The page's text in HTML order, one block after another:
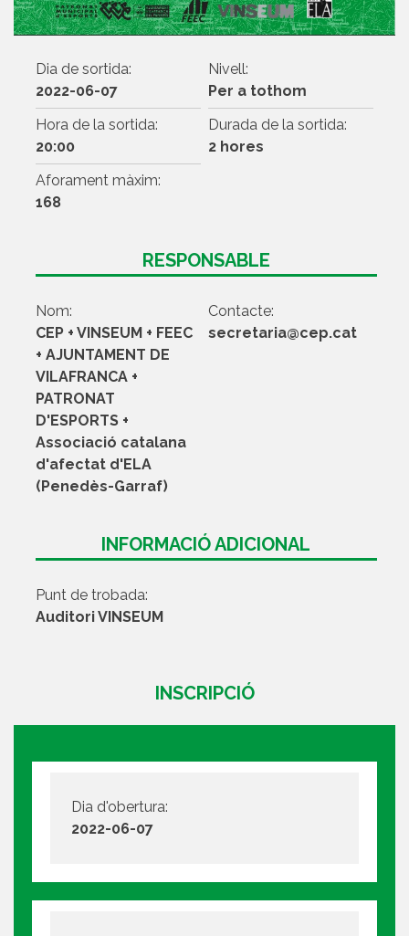
Dia de sortida:
2022-06-07
Nivell:
Per a tothom
Hora de la sortida:
20:00
Durada de la sortida:
2 hores
Aforament màxim:
168
RESPONSABLE
Nom:
CEP + VINSEUM + FEEC
+ AJUNTAMENT DE
VILAFRANCA +
PATRONAT
D'ESPORTS +
Associació catalana
d'afectat d'ELA
(Penedès-Garraf)
Contacte:
secretaria@cep.cat
INFORMACIÓ ADICIONAL
Punt de trobada:
Auditori VINSEUM
INSCRIPCIÓ
Dia d'obertura:
2022-06-07